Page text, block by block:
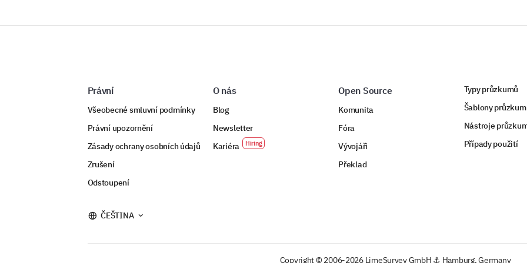
Právní
Všeobecné smluvní podmínky
Právní upozornění
Zásady ochrany osobních údajů
Zrušení
Odstoupení
O nás
Blog
Newsletter
Kariéra
Open Source
Komunita
Fóra
Vývojáři
Překlad
Typy průzkumů
Šablony
Nástroje
Případy použití
ČEŠTINA
Copyright © 2006-2026 LimeSurvey GmbH ⚓ Hamburg, Germany